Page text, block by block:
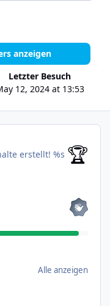
Letzter Besuch
12, 2024 at 13:53
anzeigen
erstellt! %s 🏆
Alle anzeigen